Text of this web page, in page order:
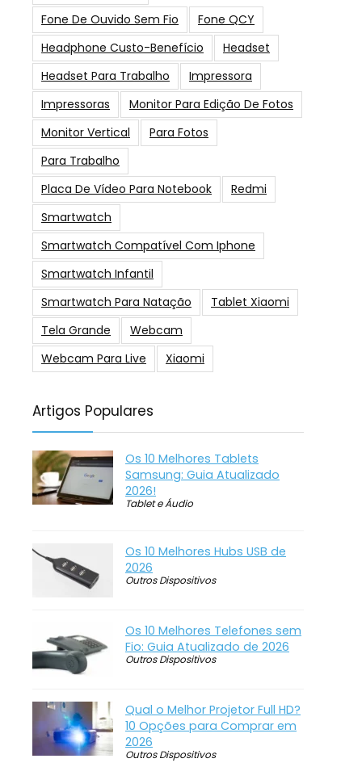
Fone De Ouvido Sem Fio
Fone QCY
Headphone Custo-Benefício
Headset
Headset Para Trabalho
Impressora
Impressoras
Monitor Para Edição De Fotos
Monitor Vertical
Para Fotos
Para Trabalho
Placa De Vídeo Para Notebook
Redmi
Smartwatch
Smartwatch Compatível Com Iphone
Smartwatch Infantil
Smartwatch Para Natação
Tablet Xiaomi
Tela Grande
Webcam
Webcam Para Live
Xiaomi
Artigos Populares
Os 10 Melhores Tablets
Samsung: Guia Atualizado
2026!
Tablet e Áudio
Os 10 Melhores Hubs USB de
2026
Outros Dispositivos
Os 10 Melhores Telefones sem
Fio: Guia Atualizado de 2026
Outros Dispositivos
Qual o Melhor Projetor Full HD?
10 Opções para Comprar em
2026
Outros Dispositivos